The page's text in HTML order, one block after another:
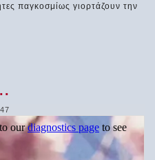
παγκοσμίως γιορτάζουν την